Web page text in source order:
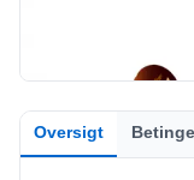
Oversigt